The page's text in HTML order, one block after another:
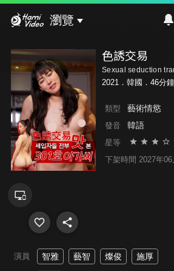
瀏覽
色誘交易
Sexual seduction
2021．韓國．46分鐘
類型 藝術情慾
發音 韓語
星等
下架時間 2027年06
演員 智雅 藝智 燦俊 施厚